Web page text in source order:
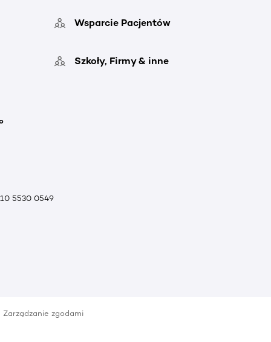
Wsparcie Pacjentów
Szkoły, Firmy & inne
5530 0549
Zarządzanie zgodami